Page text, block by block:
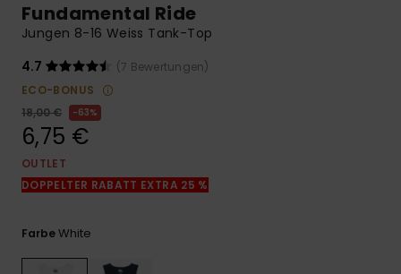
Finden Sie
Antworten auf
die häufigsten
Fragen sowie
Fundamental Ride
Jungen 8-16 Weiss Tank-Top
4.7
(7 Bewertungen)
ECO-BONUS
18,00 €
63%
6,75 €
OUTLET
DOPPELTER RABATT EXTRA 25 %
FarbeWhite